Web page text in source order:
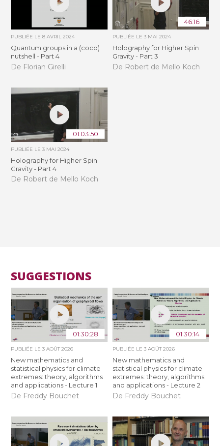
PUBLIÉE LE8 AVRIL 2024
Quantum groups in a (coco)
nutshell - Part 4
De Florian Girelli
46:16
PUBLIÉE LE 3 MAI 2024
Holography for Higher Spin
Gravity - Part 3
De Robert de Mello Koch
01:03:50
PUBLIÉE LE3 MAI 2024
Holography for Higher Spin
Gravity - Part 4
De Robert de Mello Koch
SUGGESTIONS
01:30:28
PUBLIÉE LE3 AOÛT 2026
New mathematics and
statistical physics for climate
extremes: theory, algorithms
and applications - Lecture 1
De Freddy Bouchet
01:30:14
PUBLIÉE LE 3 AOÛT 2026
New mathematics and
statistical physics for climate
extremes: theory, algorithms
and applications - Lecture 2
De Freddy Bouchet